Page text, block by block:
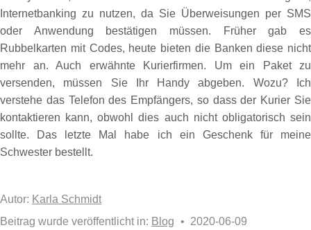
Internetbanking zu nutzen, da Sie Überweisungen per SMS
oder Anwendung bestätigen müssen. Früher gab es
Rubbelkarten mit Codes, heute bieten die Banken diese nicht
mehr an. Auch erwähnte Kurierfirmen. Um ein Paket zu
versenden, müssen Sie Ihr Handy abgeben. Wozu? Ich
verstehe das Telefon des Empfängers, so dass der Kurier Sie
kontaktieren kann, obwohl dies auch nicht obligatorisch sein
sollte. Das letzte Mal habe ich ein Geschenk für meine
Schwester bestellt.
Autor: Karla Schmidt
Beitrag wurde veröffentlicht in: Blog • 2020-06-09